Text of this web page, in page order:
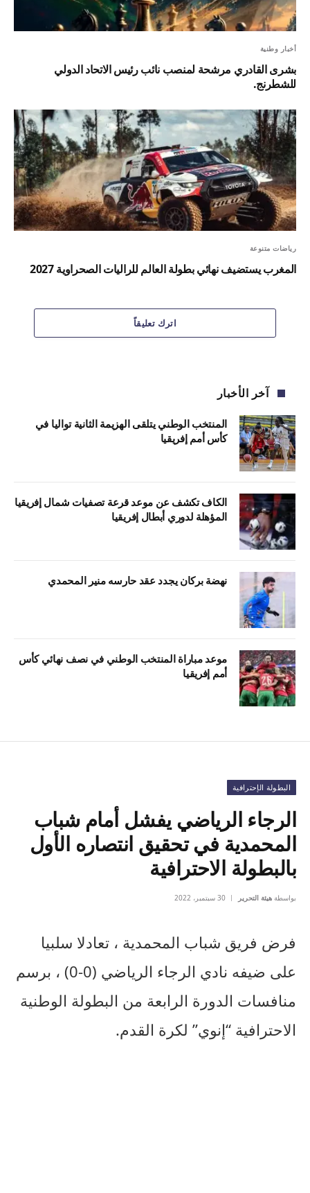
أخبار وطنية
بشرى القادري مرشحة لمنصب نائب رئيس الاتحاد الدولي
للشطرنج.
رياضات متنوعة
المغرب يستضيف نهائي بطولة العالم للراليات الصحراوية 2027
اترك تعليقاً
آخر الأخبار
المنتخب الوطني يتلقى الهزيمة الثانية تواليا في
كأس أمم إفريقيا
الكاف تكشف عن موعد قرعة تصفيات شمال إفريقيا
المؤهلة لدوري أبطال إفريقيا
نهضة بركان يجدد عقد حارسه منير المحمدي
موعد مباراة المنتخب الوطني في نصف نهائي كأس
أمم إفريقيا
البطولة الإحترافية
الرجاء الرياضي يفشل أمام شباب
المحمدية في تحقيق انتصاره الأول
بالبطولة الاحترافية
بواسطة هيئة التحرير 30 سبتمبر، 2022
فرض فريق شباب المحمدية ، تعادلا سلبيا
على ضيفه نادي الرجاء الرياضي (0-0) ، برسم
منافسات الدورة الرابعة من البطولة الوطنية
الاحترافية “إنوي” لكرة القدم.